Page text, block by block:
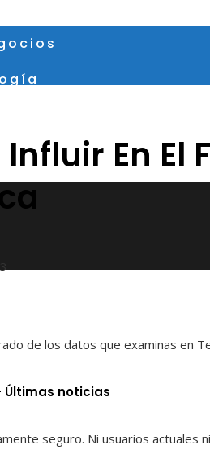
En El
de los datos que examinas en
Últimas noticias
seguro. Ni usuarios actuales